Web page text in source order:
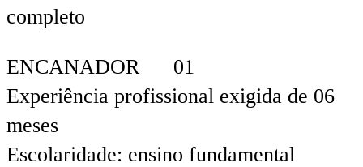
completo
ENCANADOR 01
Experiência profissional exigida de 06
meses
Escolaridade: ensino fundamental